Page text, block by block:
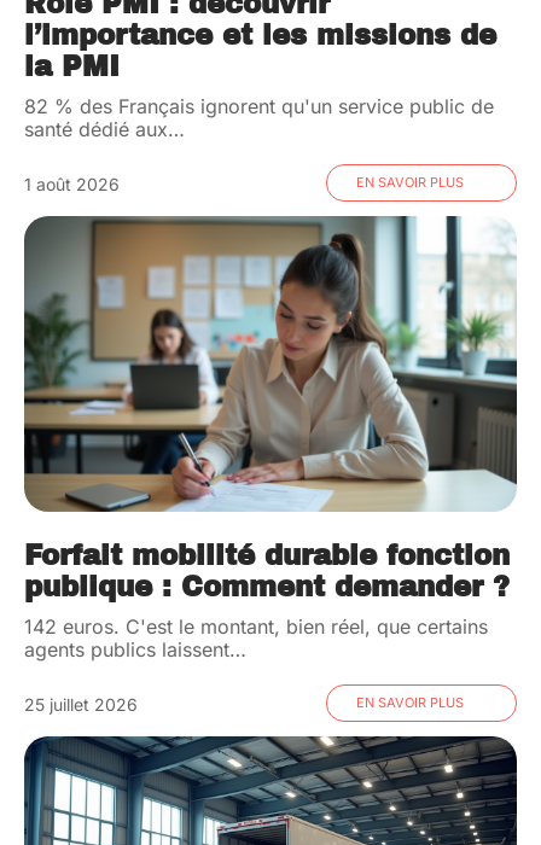
l’importance et les missions de
la PMI
82 % des Français ignorent qu'un service public de
santé dédié aux…
1 août 2026 EN SAVOIR PLUS
Forfait mobilité durable fonction
publique : Comment demander ?
142 euros. C'est le montant, bien réel, que certains
agents publics laissent…
25 juillet 2026 EN SAVOIR PLUS